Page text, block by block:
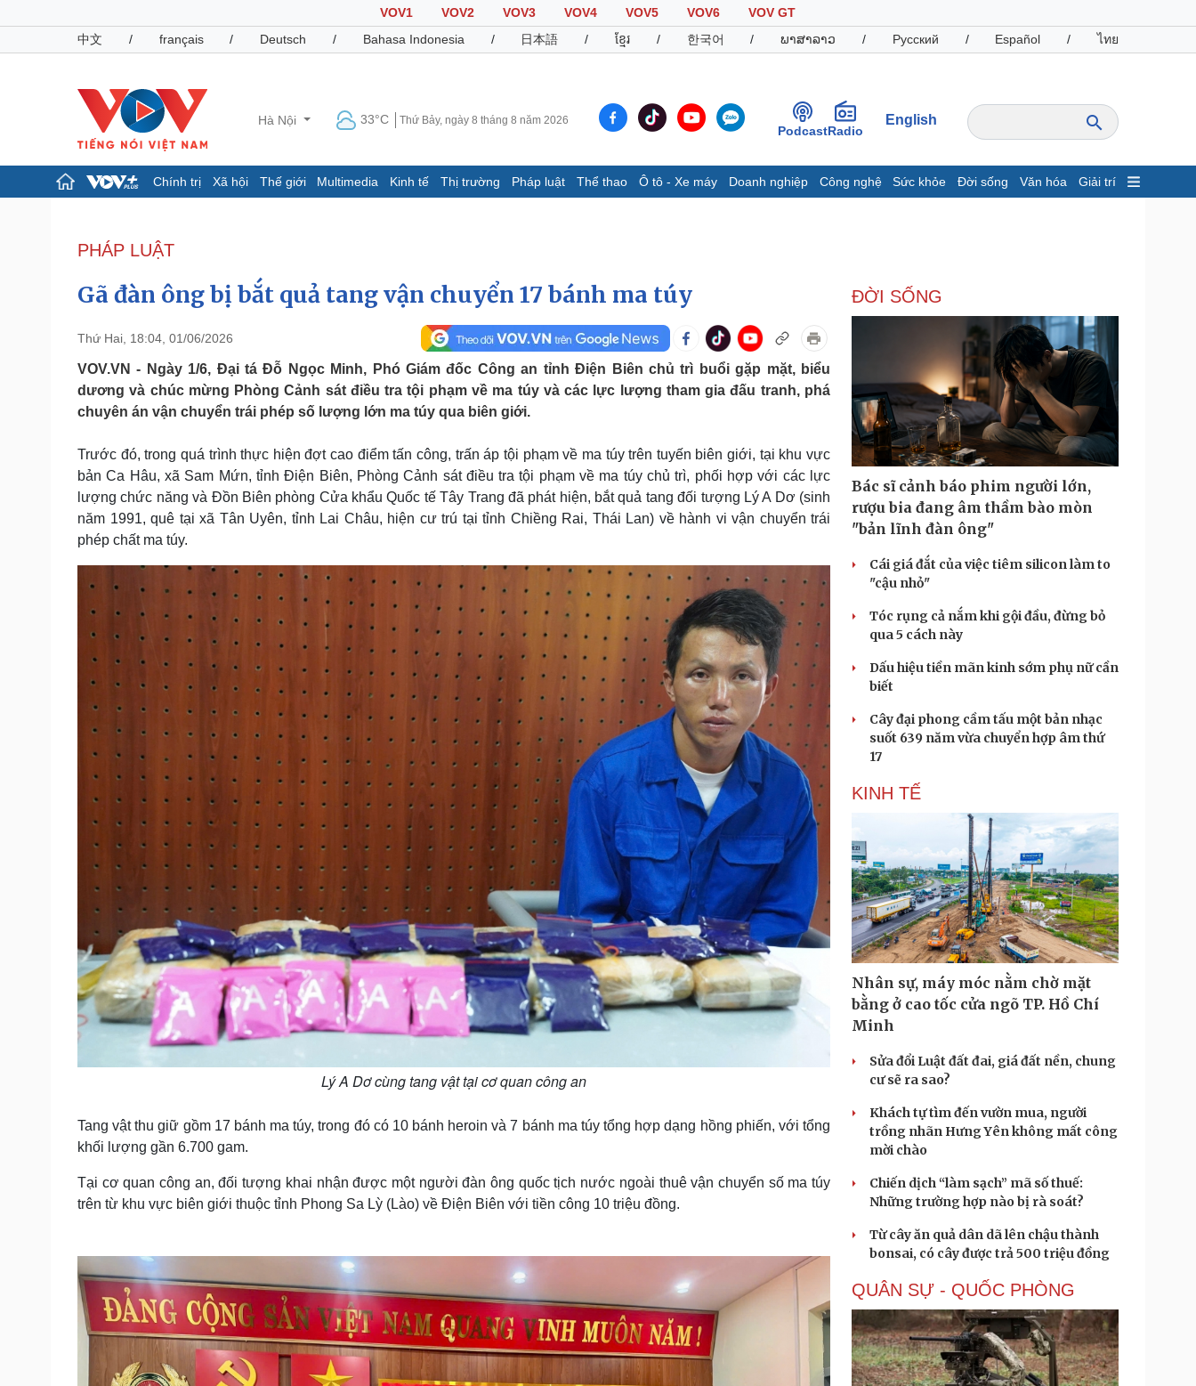
VOV1 VOV2 VOV3 VOV4 VOV5 VOV6
VOV GT
中文
/ français / Deutsch / Bahasa Indonesia / 日本語 / ខ្មែរ / 한국어 / ພາສາລາວ / Русский / Español / ไทย
Hà Nội 33°C Thứ Bảy, ngày 8 tháng 8 năm 2026
PodcastRadio
English
Chính trị Xã hội Thế giới Multimedia Kinh tế Thị trường Pháp luật Thể thao Ô tô - Xe máy Doanh nghiệp Công nghệ Sức khỏe Đời sống Văn hóa Giải trí
Đảng
Tổ chức nhân sự
Nhận diện sự thật
Giáo dục
Dấu ấn VOV
Infographic
Giá cà phê
Pháp luật
Vụ án
Tin nóng
Quân sự - Quốc phòng
Vũ khí
Việt Nam
Thể thao
Bóng đá
Lịch thi đấu bóng đá
eSports
Hậu trường
Ô tô - Xe máy
Ô tô
Doanh nghiệp
Thông tin doanh nghiệp
Doanh nghiệp 24h
Doanh nhân
Vì cộng đồng
Công nghệ
Sành điệu
Tin Công nghệ
Trải nghiệm
Chuyển đổi số
Sức khỏe
Dinh dưỡng - món ngon
Cây thuốc
Nam khoa
Làm đẹp - giảm cân
Phòng mạch online
Đời sống
Nhà đẹp
Văn hóa
Sân khấu - Điện ảnh
Giải trí
Nghệ sĩ
Du lịch
Tư vấn
Podcast
Đọc truyện đêm khuya
Cửa sổ tình yêu
Kể chuyện cho bé
Cải chính
PHÁP LUẬT
Gã đàn ông bị bắt quả tang vận chuyển 17 bánh ma túy
Thứ Hai, 18:04, 01/06/2026
VOV.VN - Ngày 1/6, Đại tá Đỗ Ngọc Minh, Phó Giám đốc Công an tỉnh Điện Biên chủ trì buổi gặp mặt, biểu
dương và chúc mừng Phòng Cảnh sát điều tra tội phạm về ma túy và các lực lượng tham gia đấu tranh, phá
chuyên án vận chuyển trái phép số lượng lớn ma túy qua biên giới.
Trước đó, trong quá trình thực hiện đợt cao điểm tấn công, trấn áp tội phạm về ma túy trên tuyến biên giới, tại khu vực
bản Ca Hâu, xã Sam Mứn, tỉnh Điện Biên, Phòng Cảnh sát điều tra tội phạm về ma túy chủ trì, phối hợp với các lực
lượng chức năng và Đồn Biên phòng Cửa khẩu Quốc tế Tây Trang đã phát hiện, bắt quả tang đối tượng Lý A Dơ (sinh
năm 1991, quê tại xã Tân Uyên, tỉnh Lai Châu, hiện cư trú tại tỉnh Chiềng Rai, Thái Lan) về hành vi vận chuyển trái
phép chất ma túy.
Lý A Dơ cùng tang vật tại cơ quan công an
Tang vật thu giữ gồm 17 bánh ma túy, trong đó có 10 bánh heroin và 7 bánh ma túy tổng hợp dạng hồng phiến, với tổng
khối lượng gần 6.700 gam.
Tại cơ quan công an, đối tượng khai nhận được một người đàn ông quốc tịch nước ngoài thuê vận chuyển số ma túy
trên từ khu vực biên giới thuộc tỉnh Phong Sa Lỳ (Lào) về Điện Biên với tiền công 10 triệu đồng.
ĐỜI SỐNG
Bác sĩ cảnh báo phim người lớn,
rượu bia đang âm thầm bào mòn
"bản lĩnh đàn ông"
Cái giá đắt của việc tiêm silicon làm to
"cậu nhỏ"
Tóc rụng cả nắm khi gội đầu, đừng bỏ
qua 5 cách này
Dấu hiệu tiền mãn kinh sớm phụ nữ cần
biết
Cây đại phong cầm tấu một bản nhạc
suốt 639 năm vừa chuyển hợp âm thứ
17
KINH TẾ
Nhân sự, máy móc nằm chờ mặt
bằng ở cao tốc cửa ngõ TP. Hồ Chí
Minh
Sửa đổi Luật đất đai, giá đất nền, chung
cư sẽ ra sao?
Khách tự tìm đến vườn mua, người
trồng nhãn Hưng Yên không mất công
mời chào
Chiến dịch “làm sạch” mã số thuế:
Những trường hợp nào bị rà soát?
Từ cây ăn quả dân dã lên chậu thành
bonsai, có cây được trả 500 triệu đồng
QUÂN SỰ - QUỐC PHÒNG